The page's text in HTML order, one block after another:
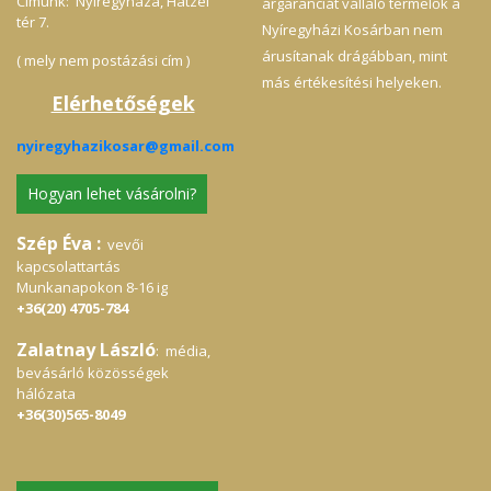
tér 7.
( mely nem postázási cím )
Elérhetőségek
nyiregyhazikosar@gmail.com
Hogyan lehet vásárolni?
Szép Éva : vevői
kapcsolattartás
Munkanapokon 8-16 ig
+36(20) 4705-784
Zalatnay László: média,
bevásárló közösségek
hálózata
+36(30)565-8049
Nyíregyházi Kosárban nem
árusítanak drágábban, mint
más értékesítési helyeken.